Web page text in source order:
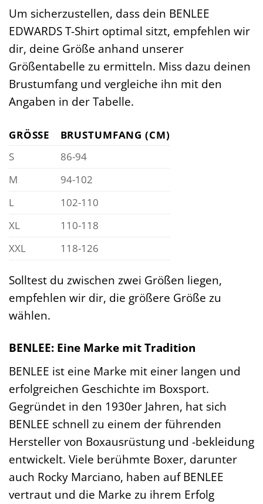
Um sicherzustellen, dass dein BENLEE
EDWARDS T-Shirt optimal sitzt, empfehlen wir
dir, deine Größe anhand unserer
Größentabelle zu ermitteln. Miss dazu deinen
Brustumfang und vergleiche ihn mit den
Angaben in der Tabelle.
GRÖSSE
BRUSTUMFANG (CM)
S
86-94
M
94-102
L
102-110
XL
110-118
XXL
118-126
Solltest du zwischen zwei Größen liegen,
empfehlen wir dir, die größere Größe zu
wählen.
BENLEE: Eine Marke mit Tradition
BENLEE ist eine Marke mit einer langen und
erfolgreichen Geschichte im Boxsport.
Gegründet in den 1930er Jahren, hat sich
BENLEE schnell zu einem der führenden
Hersteller von Boxausrüstung und -bekleidung
entwickelt. Viele berühmte Boxer, darunter
auch Rocky Marciano, haben auf BENLEE
vertraut und die Marke zu ihrem Erfolg